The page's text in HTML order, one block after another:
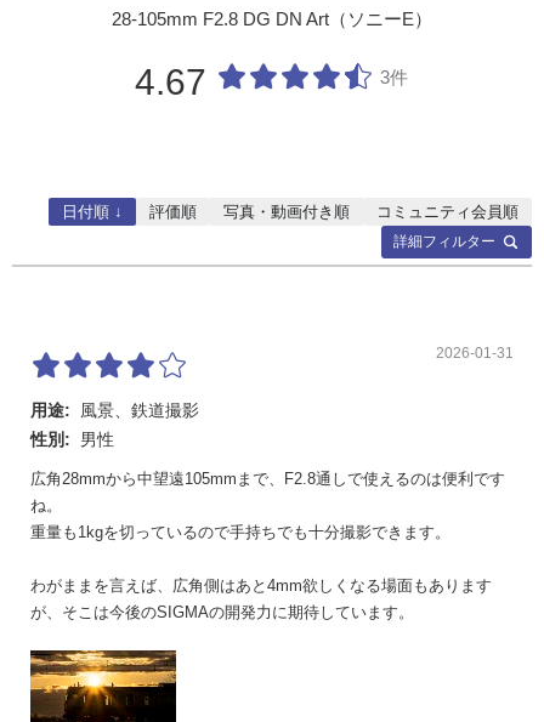
28-105mm F2.8 DG DN Art（ソニーE）
4.67 3件
詳細フィルター
日付順 ↓ 評価順 写真・動画付き順 コミュニティ会員順
2026-01-31
用途:
風景、鉄道撮影
性別:
男性
広角28mmから中望遠105mmまで、F2.8通しで使えるのは便利です
ね。
重量も1kgを切っているので手持ちでも十分撮影できます。
わがままを言えば、広角側はあと4mm欲しくなる場面もあります
が、そこは今後のSIGMAの開発力に期待しています。